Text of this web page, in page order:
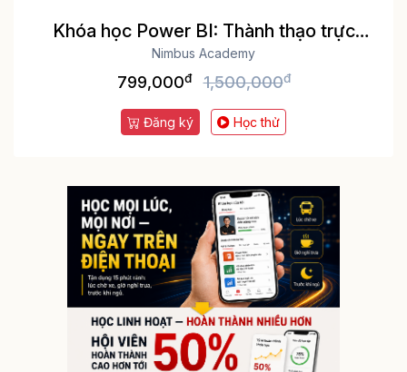
Khóa học Power BI: Thành thạo trực
quan hóa và Phân tích dữ liệu
Nimbus Academy
799,000đ 1,500,000đ
Đăng ký Học thử